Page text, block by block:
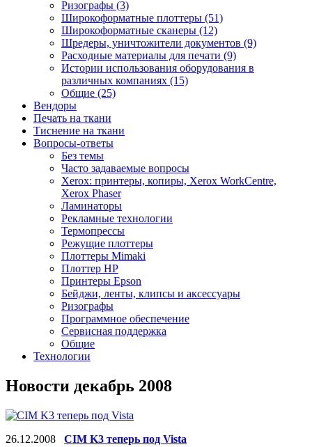
Ризографы (3)
Широкоформатные плоттеры (51)
Широкоформатные сканеры (12)
Шредеры, уничтожители документов (9)
Расходные материалы для печати (9)
Истории использования оборудования в
различных компаниях (15)
Общие (25)
Вендоры
Печать на ткани
Тиснение на ткани
Вопросы-ответы
Без темы
Часто задаваемые вопросы
Xerox: принтеры, копиры, Xerox WorkCentre,
Xerox Phaser
Ламинаторы
Рекламные технологии
Термопрессы
Режущие плоттеры
Плоттеры Mimaki
Плоттер HP
Принтеры Epson
Бейджи, ленты, клипсы и аксессуары
Ризографы
Программное обеспечение
Сервисная поддержка
Общие
Технологии
Новости декабрь 2008
26.12.2008 CIM K3 теперь под Vista